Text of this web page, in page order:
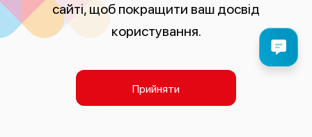
сайті, щоб покращити ваш досвід
користування.
Прийняти